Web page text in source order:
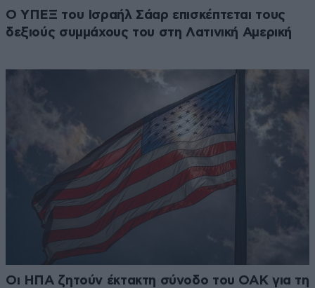
Ο ΥΠΕΞ του Ισραήλ Σάαρ επισκέπτεται τους
δεξιούς συμμάχους του στη Λατινική Αμερική
Οι ΗΠΑ ζητούν έκτακτη σύνοδο του ΟΑΚ για τη